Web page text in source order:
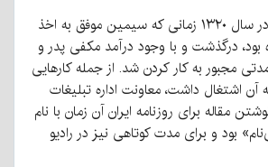
در سال ۱۳۲۰ زمانی که سیمین موفق به اخذ
درگذشت و با وجود درآمد مکفی پدر و
مجبور به کار کردن شد. از جمله کارهایی
اشتغال داشت، معاونت اداره تبلیغات
مقاله برای روزنامه ایران آن زمان با نام
بود و برای مدت کوتاهی نیز در رادیو